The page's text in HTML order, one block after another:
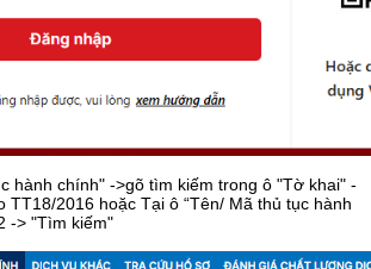
hành chính" ->gõ tìm kiếm trong ô "Tờ khai" -
TT18/2016 hoặc Tại ô “Tên/ Mã thủ tục hành
-> "Tìm kiếm"